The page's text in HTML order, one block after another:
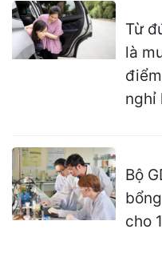
Từ
là
nghỉ
Bộ
cho